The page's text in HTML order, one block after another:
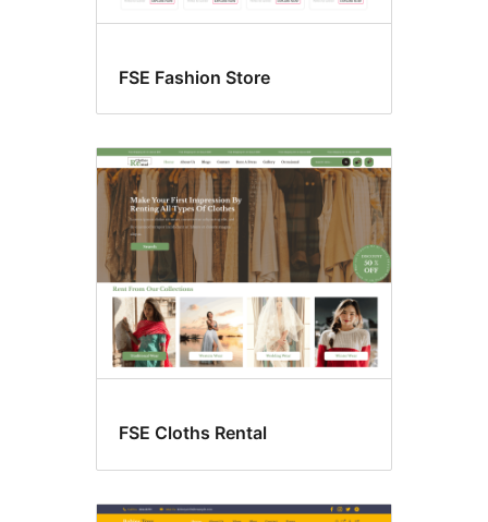
FSE Fashion Store
FSE Cloths Rental